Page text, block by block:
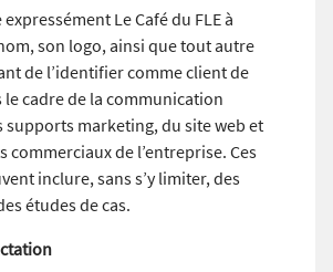
Le Café du FLE à
son logo, ainsi que tout autre
de l’identifier comme client de
le cadre de la communication
supports marketing, du site web et
commerciaux de l’entreprise. Ces
inclure, sans s’y limiter, des
études de cas.